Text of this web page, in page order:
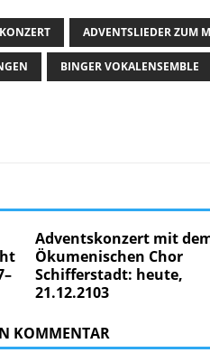
ADVENTSLIEDER ZUM
BINGER VOKALENSEMBLE
Adventskonzert mit
Ökumenischen Chor
Schifferstadt: heute,
21.12.2103
KOMMENTAR